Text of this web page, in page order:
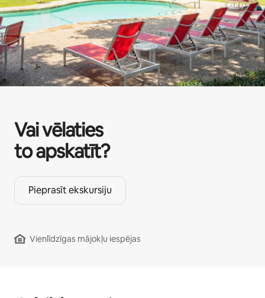
Vai vēlaties
to apskatīt?
Pieprasīt ekskursiju
Vienlīdzīgas mājokļu iespējas